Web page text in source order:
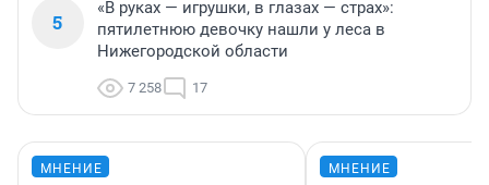
5
«В руках — игрушки, в глазах — страх»:
пятилетнюю девочку нашли у леса в
Нижегородской области
7 258 17
МНЕНИЕ МНЕНИЕ